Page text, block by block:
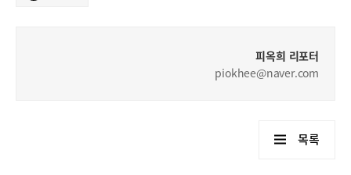
피옥희 리포터
piokhee@naver.com
목록